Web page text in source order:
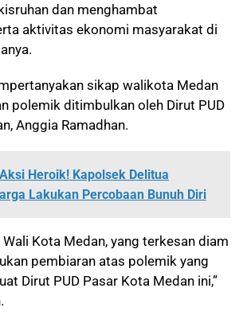
dan menghambat
aktivitas ekonomi masyarakat di
sikap walikota Medan
polemik ditimbulkan oleh Dirut PUD
Anggia Ramadhan.
Aksi Heroik! Kapolsek Delitua
Lakukan Percobaan Bunuh Diri
Wali Kota Medan, yang terkesan diam
pembiaran atas polemik yang
Dirut PUD Pasar Kota Medan ini,”